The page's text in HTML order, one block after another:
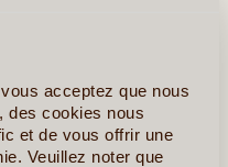
acceptez que nous
des cookies nous
et de vous offrir une
Veuillez noter que©